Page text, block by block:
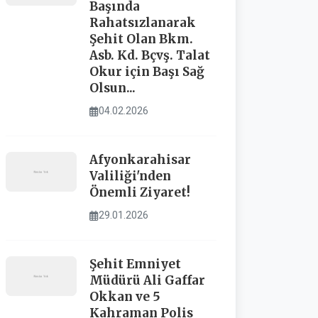
Başında
Rahatsızlanarak
Şehit Olan Bkm.
Asb. Kd. Bçvş. Talat
Okur için Başı Sağ
Olsun...
04.02.2026
Afyonkarahisar
Valiliği'nden
Önemli Ziyaret!
29.01.2026
Şehit Emniyet
Müdürü Ali Gaffar
Okkan ve 5
Kahraman Polis